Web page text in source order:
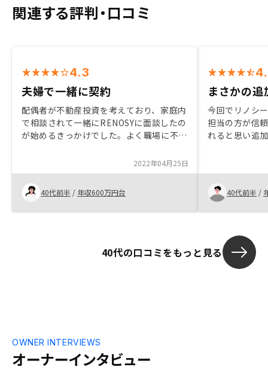
関連する評判・口コミ
4.3
夫婦で一緒に契約
配偶者が不動産投資を考えており、家庭内
で相談されて一緒にRENOSYに面談したの
が始めるきっかけでした。よく職場に不動
夫かなぁという思いがありました。わかり
やすい説明と投資の目的や今の信用がある
からこそできることなど、一般論だけでな
く、自分に合わせた対応で不安は無くなり
ました。そして夫婦でそれぞれ契約しまし
るということは、いい意味でほったらかし
ができるということです。契約の際、六本
ても良いと思いました。
2022年04月25日
40代前半 / 年収600万円台
まさかの追
今回でリノシ
担当の方が信
れると思い追
たし、過去の
い場所と思っ
され問題がな
来ました。こ
と思うので備
性があっても
40代前半 /
40代の口コミをもっと見る
オーナーインタビュー
OWNER INTERVIEWS